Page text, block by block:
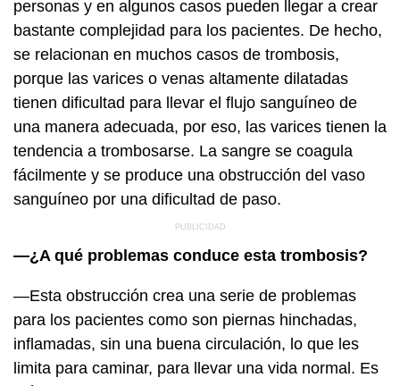
personas y en algunos casos pueden llegar a crear
bastante complejidad para los pacientes. De hecho,
se relacionan en muchos casos de trombosis,
porque las varices o venas altamente dilatadas
tienen dificultad para llevar el flujo sanguíneo de
una manera adecuada, por eso, las varices tienen la
tendencia a trombosarse. La sangre se coagula
fácilmente y se produce una obstrucción del vaso
sanguíneo por una dificultad de paso.
—¿A qué problemas conduce esta trombosis?
—Esta obstrucción crea una serie de problemas
para los pacientes como son piernas hinchadas,
inflamadas, sin una buena circulación, lo que les
limita para caminar, para llevar una vida normal. Es